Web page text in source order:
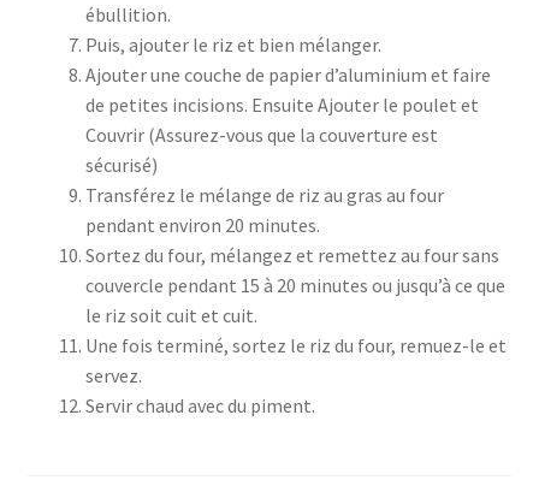
ébullition.
Puis, ajouter le riz et bien mélanger.
Ajouter une couche de papier d’aluminium et faire
de petites incisions. Ensuite Ajouter le poulet et
Couvrir (Assurez-vous que la couverture est
sécurisé)
Transférez le mélange de riz au gras au four
pendant environ 20 minutes.
Sortez du four, mélangez et remettez au four sans
couvercle pendant 15 à 20 minutes ou jusqu’à ce que
le riz soit cuit et cuit.
Une fois terminé, sortez le riz du four, remuez-le et
servez.
Servir chaud avec du piment.